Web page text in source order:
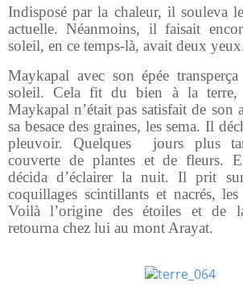
Indisposé par la chaleur, il souleva
actuelle. Néanmoins, il faisait
soleil, en ce temps-là, avait deux
Maykapal avec son épée
soleil. Cela fit du bien à la terre,
Maykapal n’était pas satisfait de
sa besace des graines, les sema. Il
pleuvoir. Quelques jours plus
couverte de plantes et de fleurs.
décida d’éclairer la nuit. Il prit
coquillages scintillants et nacrés,
Voilà l’origine des étoiles et de
retourna chez lui au mont Arayat.